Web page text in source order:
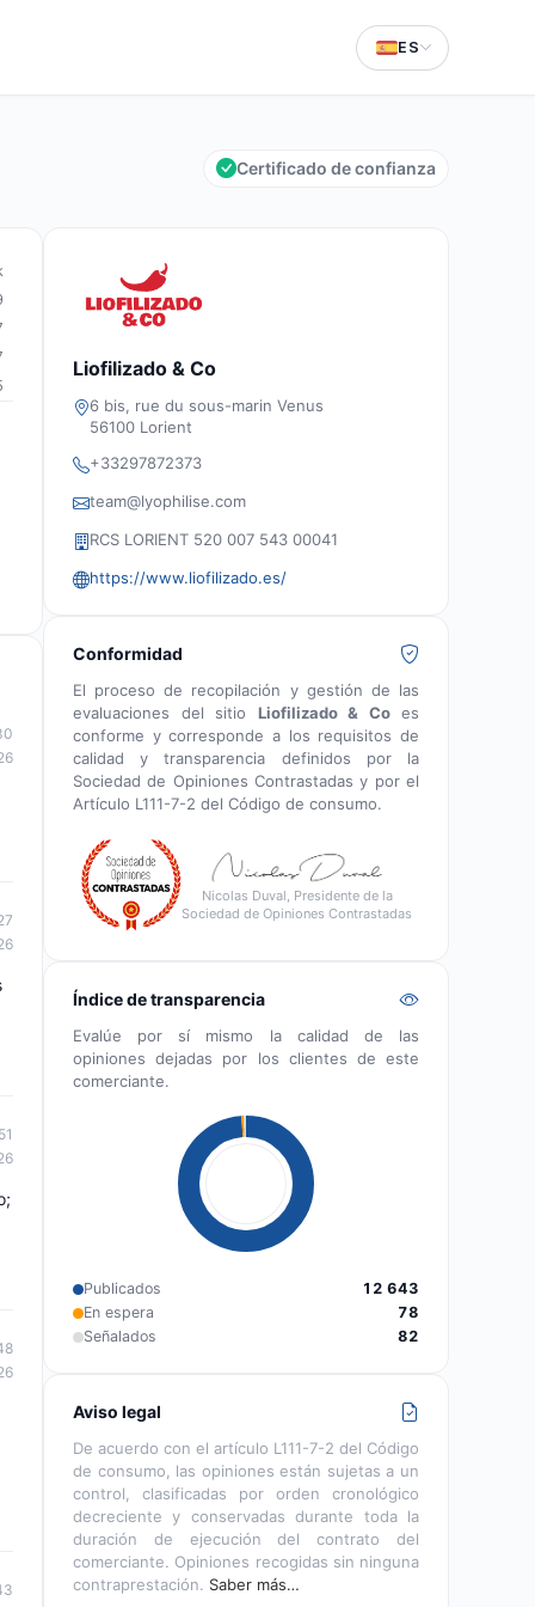
ES
Certificado de confianza
Liofilizado & Co
6 bis, rue du sous-marin Venus
56100 Lorient
+33297872373
team@lyophilise.com
RCS LORIENT 520 007 543 00041
https://www.liofilizado.es/
Conformidad
El proceso de recopilación y gestión de las
evaluaciones del sitio Liofilizado & Coes
conforme y corresponde a los requisitos de
calidad y transparencia definidos por la
Sociedad de Opiniones Contrastadas y por el
Artículo L111-7-2 del Código de consumo.
Nicolas Duval, Presidente de la
Sociedad de Opiniones Contrastadas
Índice de transparencia
Evalúe por sí mismo la calidad de las
opiniones dejadas por los clientes de este
comerciante.
Publicados
12 643
En espera
78
Señalados
82
Aviso legal
De acuerdo con el artículo L111-7-2 del Código
de consumo, las opiniones están sujetas a un
control, clasificadas por orden cronológico
decreciente y conservadas durante toda la
duración de ejecución del contrato del
comerciante. Opiniones recogidas sin ninguna
contraprestación. Saber más…